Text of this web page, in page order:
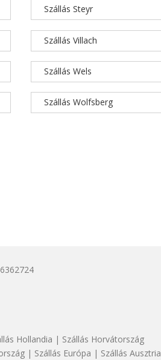
Szállás Steyr
Szállás Villach
Szállás Wels
Szállás Wolfsberg
Hollandia | Szállás Horvátország
| Szállás Európa | Szállás Ausztria